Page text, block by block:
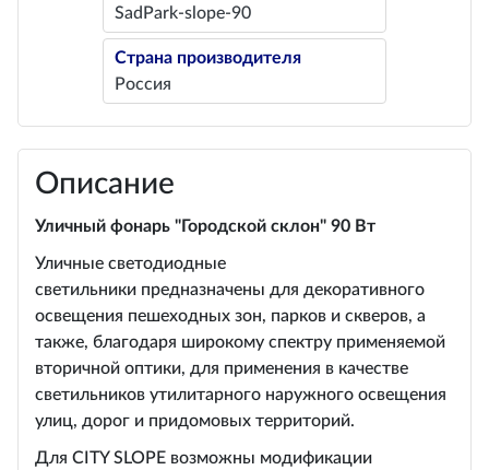
SadPark-slope-90
Страна производителя
Россия
Описание
Уличный фонарь "Городской склон" 90 Вт
Уличные светодиодные
светильники предназначены для декоративного
освещения пешеходных зон, парков и скверов, а
также, благодаря широкому спектру применяемой
вторичной оптики, для применения в качестве
светильников утилитарного наружного освещения
улиц, дорог и придомовых территорий.
Для CITY SLOPE возможны модификации